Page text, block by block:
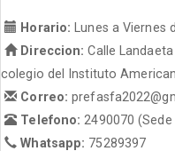
Horario:
Lunes a Viernes
Direccion: Calle
colegio del Instituto
Correo:
Telefono: 2490070 (Sede
Whatsapp: 75289397